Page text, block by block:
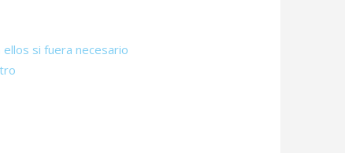
si fuera necesario